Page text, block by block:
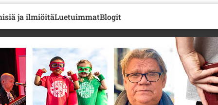
ja ilmiöitäLuetuimmatBlogit